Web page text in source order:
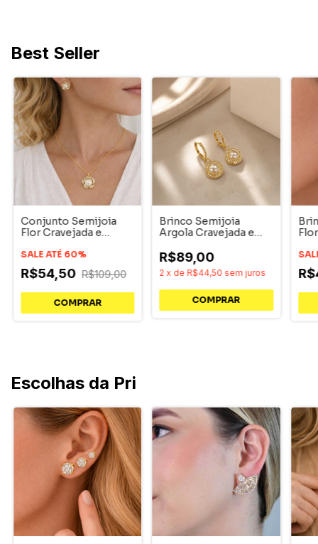
Best Seller
Conjunto Semijoia
Flor Cravejada e
SALE ATÉ 60%
R$54,50 R$109,00
COMPRAR
Brinco Semijoia
Argola Cravejada e
R$89,00
2 x de R$44,50 sem juros
COMPRAR
Escolhas da Pri